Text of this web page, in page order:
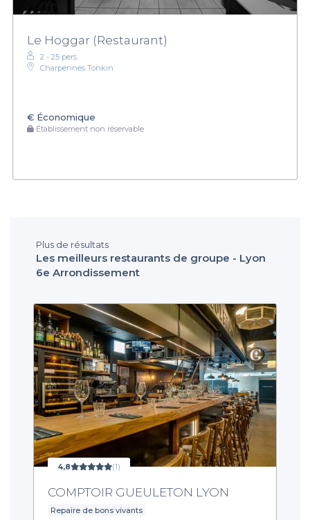
Le Hoggar (Restaurant)
2 - 25 pers.
Charpennes Tonkin
€ Économique
Établissement non réservable
Plus de résultats
Les meilleurs restaurants de groupe - Lyon
6e Arrondissement
4,8 (1)
COMPTOIR GUEULETON LYON
Repaire de bons vivants